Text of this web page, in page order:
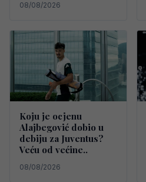
08/08/2026
Koju je ocjenu
Alajbegović dobio u
debiju za Juventus?
Veću od većine..
08/08/2026